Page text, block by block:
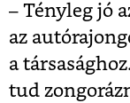
– Tényleg jó
az
a
tud